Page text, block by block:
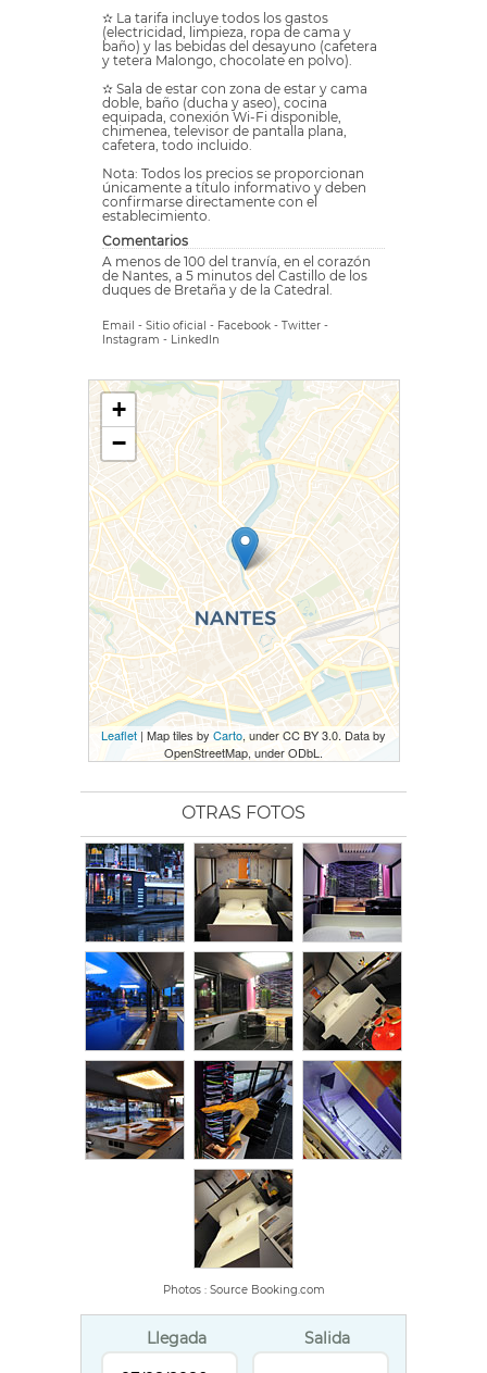
✫ La tarifa incluye todos los gastos
(electricidad, limpieza, ropa de cama y
baño) y las bebidas del desayuno (cafetera
y tetera Malongo, chocolate en polvo).
✫ Sala de estar con zona de estar y cama
doble, baño (ducha y aseo), cocina
equipada, conexión Wi-Fi disponible,
chimenea, televisor de pantalla plana,
cafetera, todo incluido.
Nota: Todos los precios se proporcionan
únicamente a título informativo y deben
confirmarse directamente con el
establecimiento.
Comentarios
A menos de 100 del tranvía, en el corazón
de Nantes, a 5 minutos del Castillo de los
duques de Bretaña y de la Catedral.
Email - Sitio oficial - Facebook - Twitter -
Instagram - LinkedIn
+
−
Leaflet | Map tiles by Carto, under CC BY 3.0. Data by
OpenStreetMap, under ODbL.
OTRAS FOTOS
Photos : Source Booking.com
Llegada Salida